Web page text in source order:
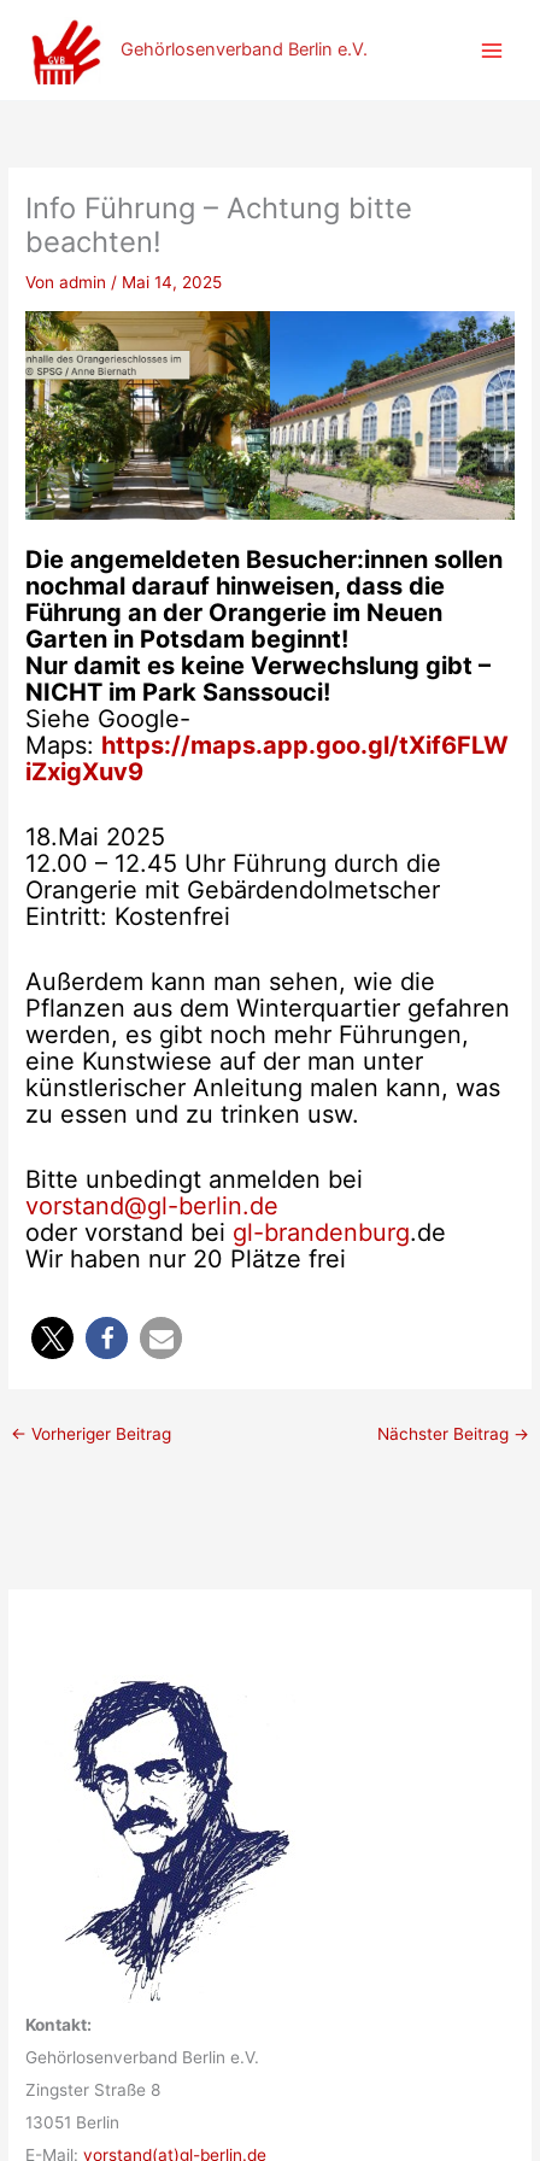
Inhalt
springen
Gehörlosenverband Berlin e.V.
Info Führung – Achtung bitte
beachten!
Vonadmin/ Mai 14, 2025
Die angemeldeten Besucher:innen sollen
nochmal darauf hinweisen, dass die
Führung an der Orangerie im Neuen
Garten in Potsdam beginnt!
Nur damit es keine Verwechslung gibt –
NICHT im Park Sanssouci!
Siehe Google-
Maps: https://maps.app.goo.gl/tXif6FLW
iZxigXuv9
18.Mai 2025
12.00 – 12.45 Uhr Führung durch die
Orangerie mit Gebärdendolmetscher
Eintritt: Kostenfrei
Außerdem kann man sehen, wie die
Pflanzen aus dem Winterquartier gefahren
werden, es gibt noch mehr Führungen,
eine Kunstwiese auf der man unter
künstlerischer Anleitung malen kann, was
zu essen und zu trinken usw.
Bitte unbedingt anmelden bei
vorstand@gl-berlin.de
oder vorstand bei gl-brandenburg.de
Wir haben nur 20 Plätze frei
← Vorheriger Beitrag Nächster Beitrag →
Kontakt:
Gehörlosenverband Berlin e.V.
Zingster Straße 8
13051 Berlin
E-Mail:vorstand(at)gl-berlin.de